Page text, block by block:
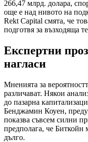
266,47 млрд. долара,
още е над нивото на
Rekt Capital смята, че
подготвя за възходяща
Експертни
нагласи
Мненията за
различават. Някои
до пазарна
Бенджамин Коуен,
показва съвсем силни
предполага, че Биткойн
дълго.